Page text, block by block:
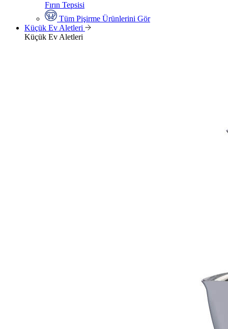
Fırın Tepsisi
Tüm Pişirme Ürünlerini Gör
Küçük Ev Aletleri
Küçük Ev Aletleri